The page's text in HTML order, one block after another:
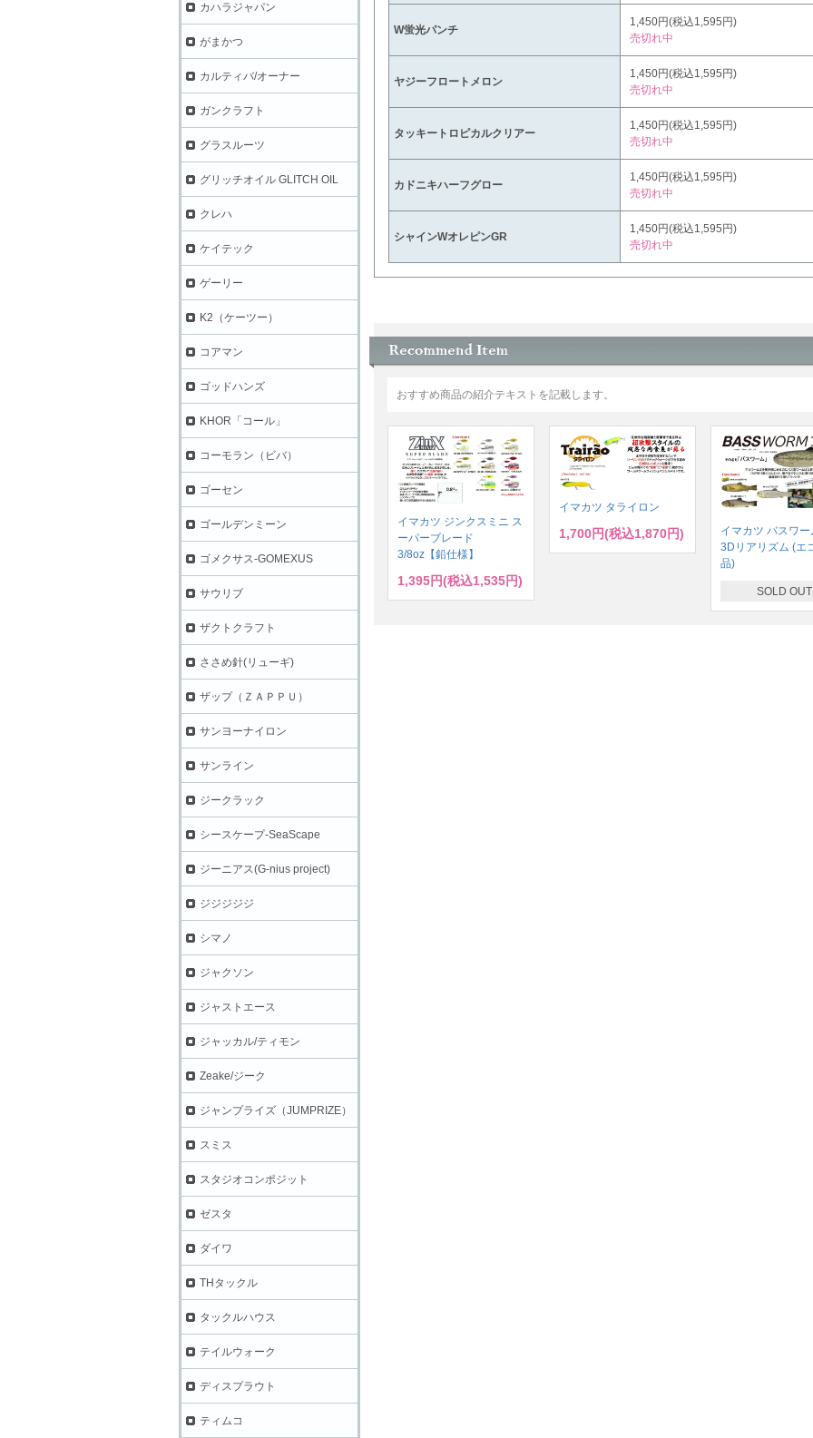
W蛍光パンチ
1,450円(税込1,595円)
売切れ中
ヤジーフロートメロン
1,450円(税込1,595円)
売切れ中
タッキートロピカルクリアー
1,450円(税込1,595円)
売切れ中
カドニキハーフグロー
1,450円(税込1,595円)
売切れ中
シャインWオレピンGR
1,450円(税込1,595円)
売切れ中
おすすめ商品の紹介テキストを記載します。
イマカツ ジンクスミニ ス
ーパーブレード
3/8oz【鉛仕様】
1,395円(税込1,535円)
イマカツ タライロン
1,700円(税込1,870円)
イマカツ バスワ
3Dリアリズム (エ
品)
SOLD OUT
カハラジャパン
がまかつ
カルティバ/オーナー
ガンクラフト
グラスルーツ
グリッチオイル GLITCH OIL
クレハ
ケイテック
ゲーリー
K2（ケーツー）
コアマン
ゴッドハンズ
KHOR「コール」
コーモラン（ビバ）
ゴーセン
ゴールデンミーン
ゴメクサス-GOMEXUS
サウリブ
ザクトクラフト
ささめ針(リューギ)
ザップ（ＺＡＰＰＵ）
サンヨーナイロン
サンライン
ジークラック
シースケープ-SeaScape
ジーニアス(G-nius project)
ジジジジジ
シマノ
ジャクソン
ジャストエース
ジャッカル/ティモン
Zeake/ジーク
ジャンプライズ（JUMPRIZE）
スミス
スタジオコンポジット
ゼスタ
ダイワ
THタックル
タックルハウス
テイルウォーク
ディスプラウト
ティムコ